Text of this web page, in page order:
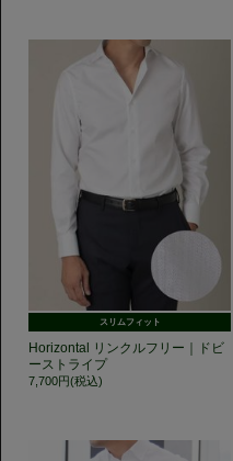
スリムフィット
Horizontal リンクルフリー｜ドビ
ーストライプ
7,700円(税込)